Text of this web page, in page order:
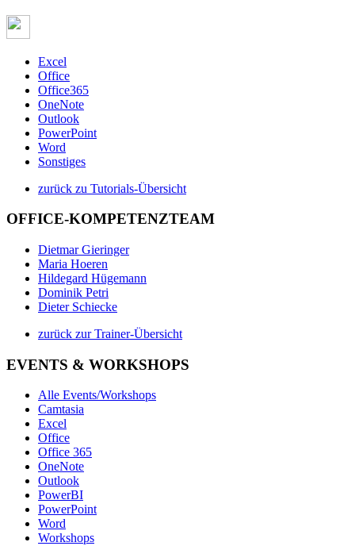
Excel
Office
Office365
OneNote
Outlook
PowerPoint
Word
Sonstiges
zurück zu Tutorials-Übersicht
OFFICE-KOMPETENZTEAM
Dietmar Gieringer
Maria Hoeren
Hildegard Hügemann
Dominik Petri
Dieter Schiecke
zurück zur Trainer-Übersicht
EVENTS & WORKSHOPS
Alle Events/Workshops
Camtasia
Excel
Office
Office 365
OneNote
Outlook
PowerBI
PowerPoint
Word
Workshops